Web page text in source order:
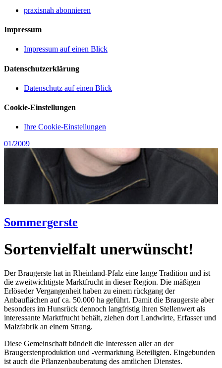
praxisnah abonnieren
Impressum
Impressum auf einen Blick
Datenschutzerklärung
Datenschutz auf einen Blick
Cookie-Einstellungen
Ihre Cookie-Einstellungen
01/2009
Sommergerste
Sortenvielfalt unerwünscht!
Der Braugerste hat in Rheinland-Pfalz eine lange Tradition und ist
die zweitwichtigste Marktfrucht in dieser Region. Die mäßigen
Erlöseder Vergangenheit haben zu einem rückgang der
Anbauflächen auf ca. 50.000 ha geführt. Damit die Braugerste aber
besonders im Hunsrück dennoch langfristig ihren Stellenwert als
interessante Marktfrucht behält, ziehen dort Landwirte, Erfasser und
Malzfabrik an einem Strang.
Diese Gemeinschaft bündelt die Interessen aller an der
Braugerstenproduktion und -vermarktung Beteiligten. Eingebunden
ist auch die Pflanzenbauberatung des amtlichen Dienstes.